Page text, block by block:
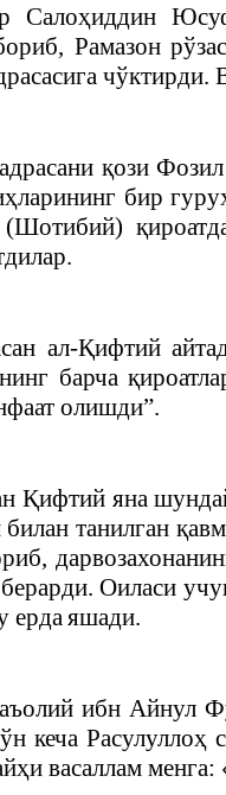
Салоҳиддин
Рамазон
қози
бир
ал-Қифтий
барча
олишди”.
Қифтий яна
танилган
Оиласи
ерда яшади.
ибн Айнул
кеча
васаллам